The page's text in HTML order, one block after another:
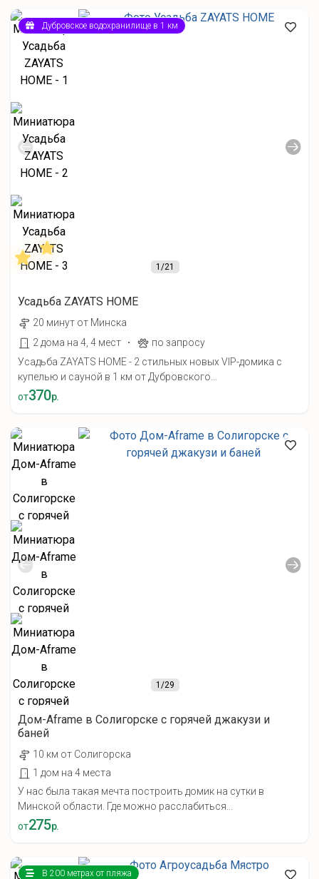
1/21
Дубровское водохранилище в 1 км
Усадьба ZAYATS HOME
20 минут от Минска
2 дома на 4, 4 мест
·
по запросу
Усадьба ZAYATS HOME - 2 стильных новых VIP-домика с
купелью и сауной в 1 км от Дубровского...
от370р.
1/29
Дом-Aframe в Солигорске с горячей джакузи и
баней
10 км от Солигорска
1 дом на 4 места
У нас была такая мечта построить домик на сутки в
Минской области. Где можно расслабиться...
от275р.
В 200 метрах от пляжа